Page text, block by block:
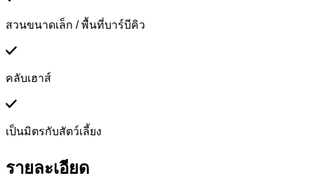
สวนขนาดเล็ก / พื้นที่บาร์บีคิว
คลับเฮาส์
เป็นมิตรกับสัตว์เลี้ยง
รายละเอียด